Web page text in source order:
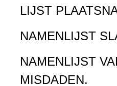
LIJST
NAMENLIJST
NAMENLIJST
MISDADEN.